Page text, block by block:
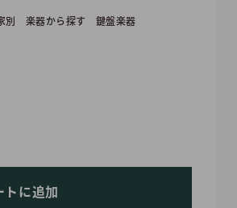
別 楽器から探す 鍵盤楽器
トに追加